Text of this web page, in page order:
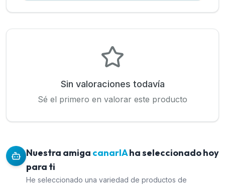
Sin valoraciones todavía
Sé el primero en valorar este producto
Nuestra amiga canarIAha seleccionado hoy
para ti
He seleccionado una variedad de productos de